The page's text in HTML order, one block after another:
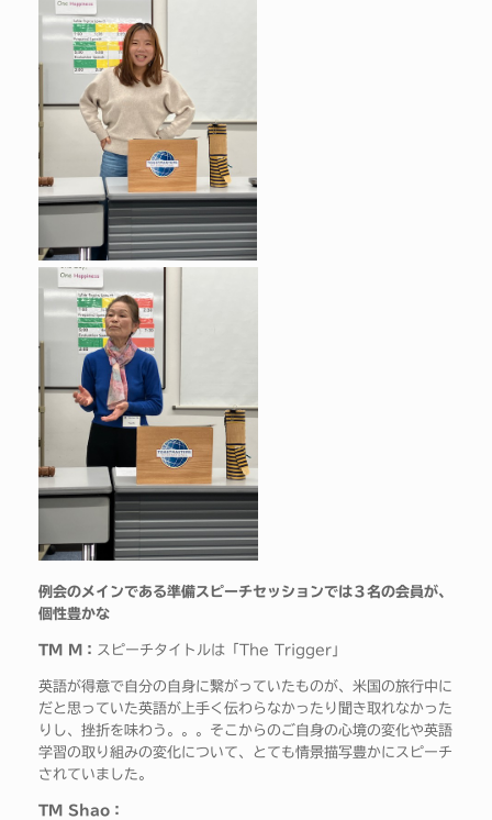
例会のメインである準備スピーチセッションでは３名の会員が、
個性豊かな
TM M： スピーチタイトルは「The Trigger」
英語が得意で自分の自身に繋がっていたものが、米国の旅行中に
だと思っていた英語が上手く伝わらなかったり聞き取れなかった
りし、挫折を味わう。。。そこからのご自身の心境の変化や英語
学習の取り組みの変化について、とても情景描写豊かにスピーチ
されていました。
TM Shao：